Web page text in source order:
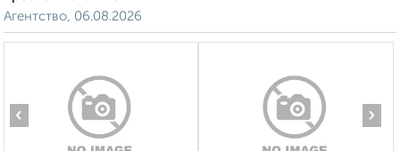
Агентство, 06.08.2026
‹ ›